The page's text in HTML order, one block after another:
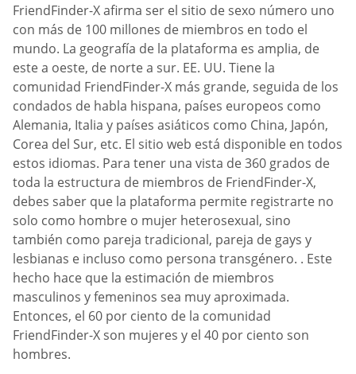
FriendFinder-X afirma ser el sitio de sexo número uno
con más de 100 millones de miembros en todo el
mundo. La geografía de la plataforma es amplia, de
este a oeste, de norte a sur. EE. UU. Tiene la
comunidad FriendFinder-X más grande, seguida de los
condados de habla hispana, países europeos como
Alemania, Italia y países asiáticos como China, Japón,
Corea del Sur, etc. El sitio web está disponible en todos
estos idiomas. Para tener una vista de 360 grados de
toda la estructura de miembros de FriendFinder-X,
debes saber que la plataforma permite registrarte no
solo como hombre o mujer heterosexual, sino
también como pareja tradicional, pareja de gays y
lesbianas e incluso como persona transgénero. . Este
hecho hace que la estimación de miembros
masculinos y femeninos sea muy aproximada.
Entonces, el 60 por ciento de la comunidad
FriendFinder-X son mujeres y el 40 por ciento son
hombres.